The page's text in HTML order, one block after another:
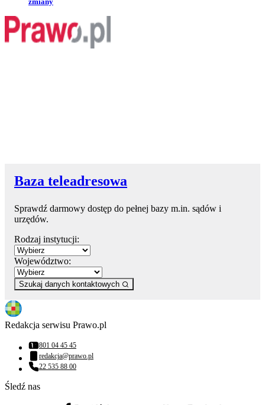
Baza teleadresowa
Sprawdź darmowy dostęp do pełnej bazy m.in. sądów i
urzędów.
Rodzaj instytucji:
Województwo:
Szukaj danych kontaktowych
Redakcja serwisu Prawo.pl
Numer telefonu:
801 04 45 45
Adres email:
redakcja@prawo.pl
Numer telefonu:
22 535 88 00
Śledź nas